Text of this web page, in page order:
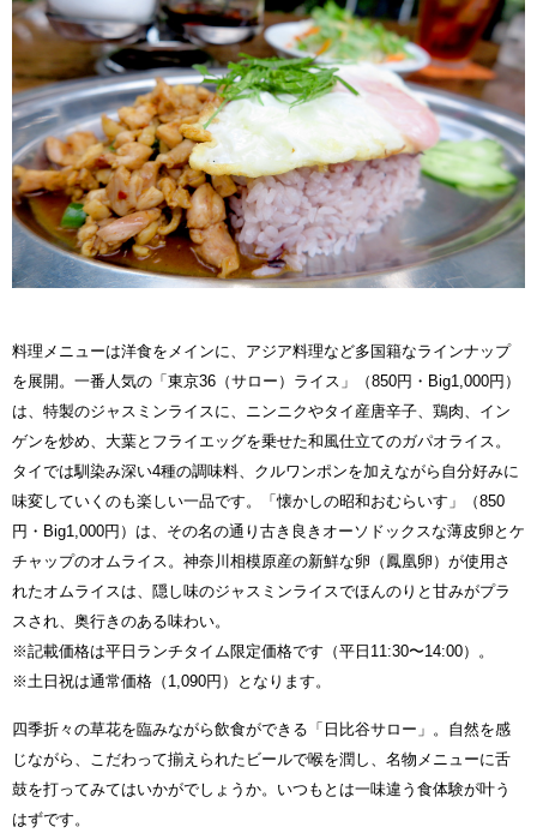
料理メニューは洋食をメインに、アジア料理など多国籍なラインナップ
を展開。一番人気の「東京36（サロー）ライス」（850円・Big1,000円）
は、特製のジャスミンライスに、ニンニクやタイ産唐辛子、鶏肉、イン
ゲンを炒め、大葉とフライエッグを乗せた和風仕立てのガパオライス。
タイでは馴染み深い4種の調味料、クルワンポンを加えながら自分好みに
味変していくのも楽しい一品です。「懐かしの昭和おむらいす」（850
円・Big1,000円）は、その名の通り古き良きオーソドックスな薄皮卵とケ
チャップのオムライス。神奈川相模原産の新鮮な卵（鳳凰卵）が使用さ
れたオムライスは、隠し味のジャスミンライスでほんのりと甘みがプラ
スされ、奥行きのある味わい。
※記載価格は平日ランチタイム限定価格です（平日11:30〜14:00）。
※土日祝は通常価格（1,090円）となります。
四季折々の草花を臨みながら飲食ができる「日比谷サロー」。自然を感
じながら、こだわって揃えられたビールで喉を潤し、名物メニューに舌
鼓を打ってみてはいかがでしょうか。いつもとは一味違う食体験が叶う
はずです。